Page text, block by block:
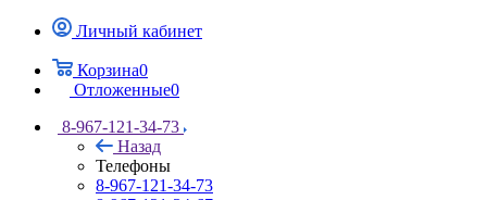
Личный кабинет
Корзина0
Отложенные0
8-967-121-34-73
Назад
Телефоны
8-967-121-34-73